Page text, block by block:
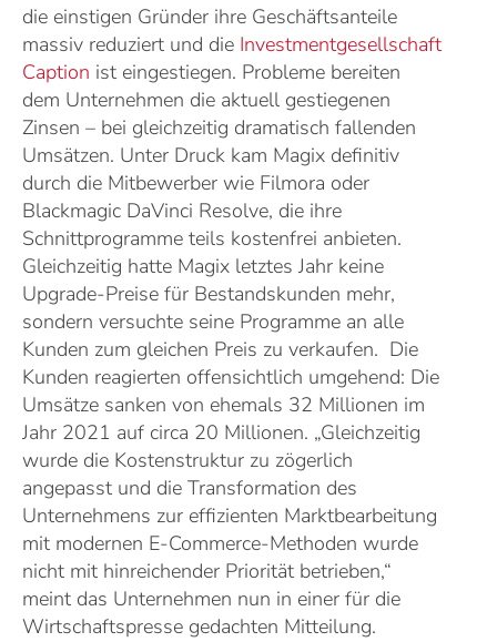
die einstigen Gründer ihre Geschäftsanteile
massiv reduziert und die Investmentgesellschaft
Caption ist eingestiegen. Probleme bereiten
dem Unternehmen die aktuell gestiegenen
Zinsen – bei gleichzeitig dramatisch fallenden
Umsätzen. Unter Druck kam Magix definitiv
durch die Mitbewerber wie Filmora oder
Blackmagic DaVinci Resolve, die ihre
Schnittprogramme teils kostenfrei anbieten.
Gleichzeitig hatte Magix letztes Jahr keine
Upgrade-Preise für Bestandskunden mehr,
sondern versuchte seine Programme an alle
Kunden zum gleichen Preis zu verkaufen. Die
Kunden reagierten offensichtlich umgehend: Die
Umsätze sanken von ehemals 32 Millionen im
Jahr 2021 auf circa 20 Millionen. „Gleichzeitig
wurde die Kostenstruktur zu zögerlich
angepasst und die Transformation des
Unternehmens zur effizienten Marktbearbeitung
mit modernen E-Commerce-Methoden wurde
nicht mit hinreichender Priorität betrieben,“
meint das Unternehmen nun in einer für die
Wirtschaftspresse gedachten Mitteilung.